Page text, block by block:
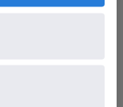
du Monde de